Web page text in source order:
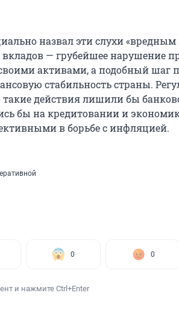
назвал эти слухи
вкладов — грубейшее нарушение
активами, а подобный шаг
стабильность страны.
такие действия лишили бы
бы на кредитовании и
в борьбе с инфляцией.
0 0
и нажмите Ctrl+Enter